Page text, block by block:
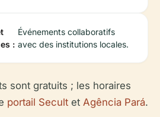
:
Événements collaboratifs
avec des institutions locales.
sont gratuits ; les horaires
portail Secult et Agência Pará.